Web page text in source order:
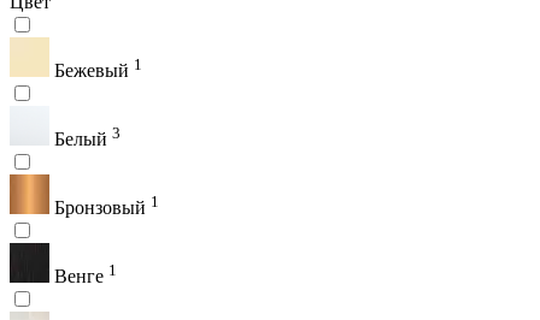
Бежевый 1
Белый 3
Бронзовый 1
Венге 1